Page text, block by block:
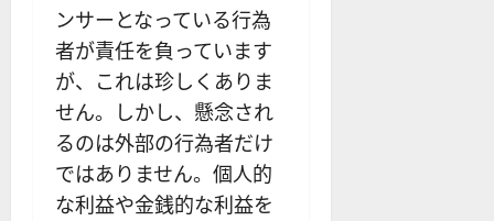
ンサーとなっている行為
者が責任を負っています
が、これは珍しくありま
せん。しかし、懸念され
るのは外部の行為者だけ
ではありません。個人的
な利益や金銭的な利益を